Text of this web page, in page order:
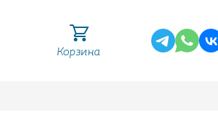
Корзина